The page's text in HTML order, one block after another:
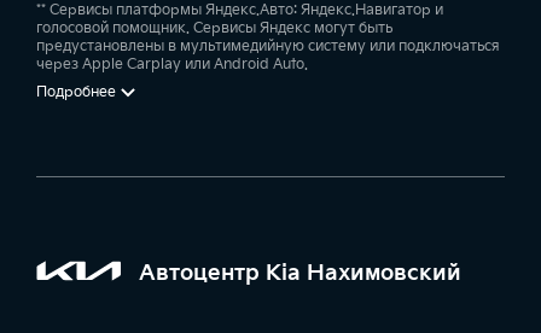
** Сервисы платформы Яндекс.Авто: Яндекс.Навигатор и
голосовой помощник. Сервисы Яндекс могут быть
предустановлены в мультимедийную систему или подключаться
через Apple Carplay или Android Auto.
Подробнее
Автоцентр Kia Нахимовский